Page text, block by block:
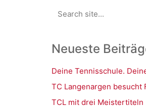
for:
Neueste
Deine Tennisschule.
TC Langenargen besucht
TCL mit drei Meistertiteln